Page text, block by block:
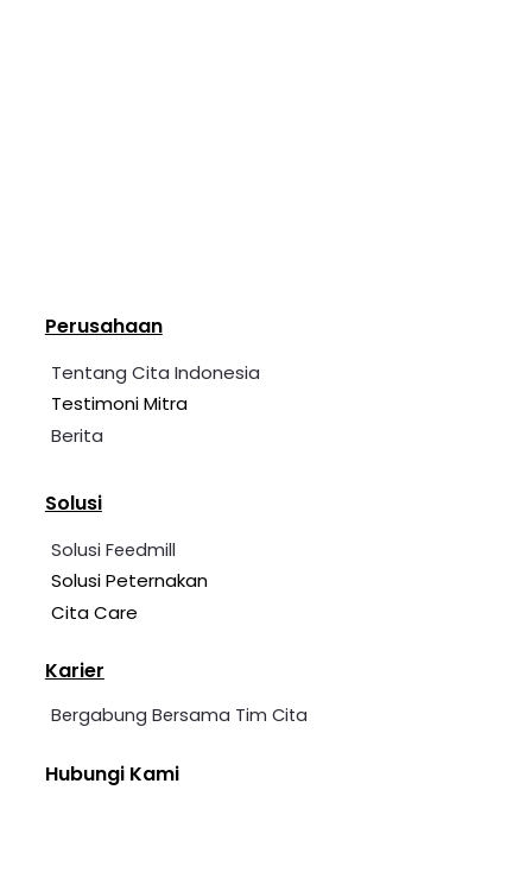
Perusahaan
Tentang Cita Indonesia
Testimoni Mitra
Berita
Solusi
Solusi Feedmill
Solusi Peternakan
Cita Care
Karier
Bergabung Bersama Tim Cita
Hubungi Kami